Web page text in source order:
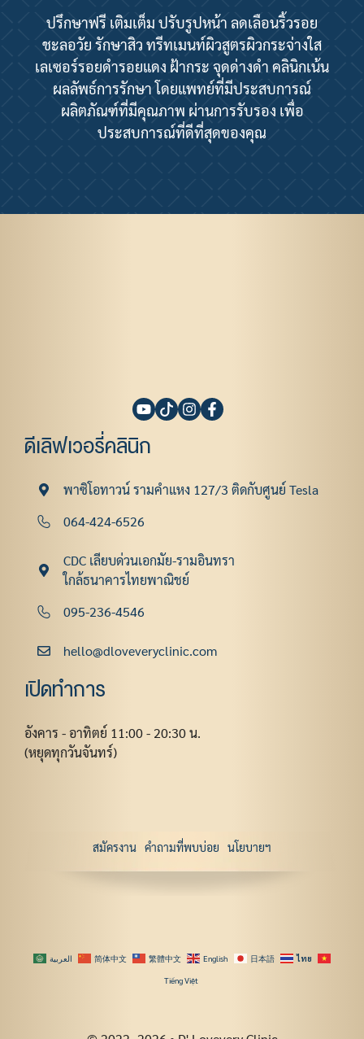
ปรึกษาฟรี เติมเต็ม ปรับรูปหน้า ลดเลือนริ้วรอย
ชะลอวัย รักษาสิว ทรีทเมนท์ผิวสูตรผิวกระจ่างใส
เลเซอร์รอยดำรอยแดง ฝ้ากระ จุดด่างดำ คลินิกเน้น
ผลลัพธ์การรักษา โดยแพทย์ที่มีประสบการณ์
ผลิตภัณฑ์ที่มีคุณภาพ ผ่านการรับรอง เพื่อ
ประสบการณ์ที่ดีที่สุดของคุณ
ดีเลิฟเวอรี่คลินิก
พาซิโอทาวน์ รามคําแหง 127/3 ติดกับศูนย์ Tesla
064-424-6526
CDC เลียบด่วนเอกมัย-รามอินทรา
ใกล้ธนาคารไทยพาณิชย์
095-236-4546
hello@dloveveryclinic.com
เปิดทำการ
อังคาร - อาทิตย์ 11:00 - 20:30 น.
(หยุดทุกวันจันทร์)
สมัครงาน คำถามที่พบบ่อย นโยบายฯ
العربية 简体中文 繁體中文 English 日本語 ไทย
Tiếng Việt